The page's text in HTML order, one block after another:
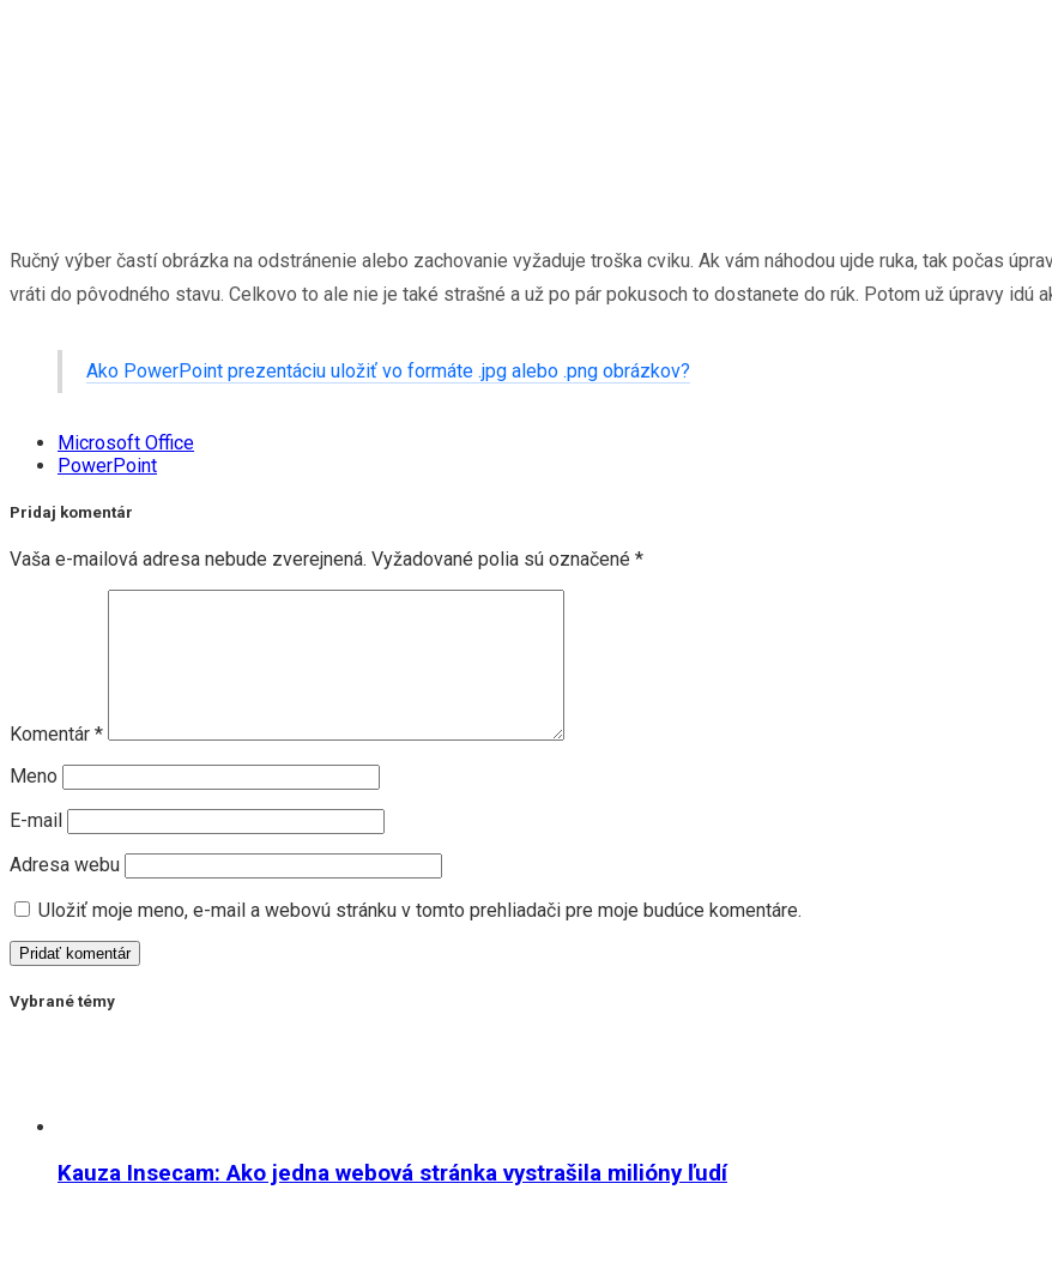
Ručný výber častí obrázka na odstránenie alebo zachovanie vyžaduje troška cviku. Ak vám náhodou ujde ruka, tak počas
vráti do pôvodného stavu. Celkovo to ale nie je také strašné a už po pár pokusoch to dostanete do rúk. Potom už úpravy idú
Ako PowerPoint prezentáciu uložiť vo formáte .jpg alebo .png obrázkov?
Microsoft Office
PowerPoint
Pridaj komentár
Vaša e-mailová adresa nebude zverejnená. Vyžadované polia sú označené *
Komentár *
Meno
E-mail
Adresa webu
Uložiť moje meno, e-mail a webovú stránku v tomto prehliadači pre moje budúce komentáre.
Vybrané témy
Kauza Insecam: Ako jedna webová stránka vystrašila milióny ľudí